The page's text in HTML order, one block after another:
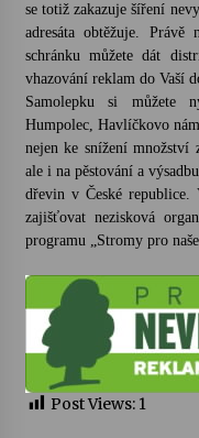
28.
23.
Letní
22.
17.
14.
se totiž zakazuje šíření
adresáta obtěžuje. Právě
schránku můžete dát
vhazování reklam do Vaší
Samolepku si můžete
Humpolec, Havlíčkovo
nejen ke snížení množství
ale i na pěstování a
dřevin v České republice.
zajišťovat nezisková
programu „Stromy pro
Post Views: 1